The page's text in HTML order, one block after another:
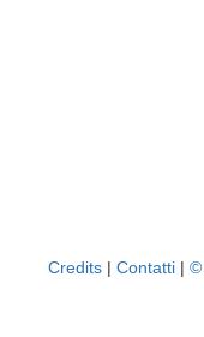
Credits | Contatti | ©